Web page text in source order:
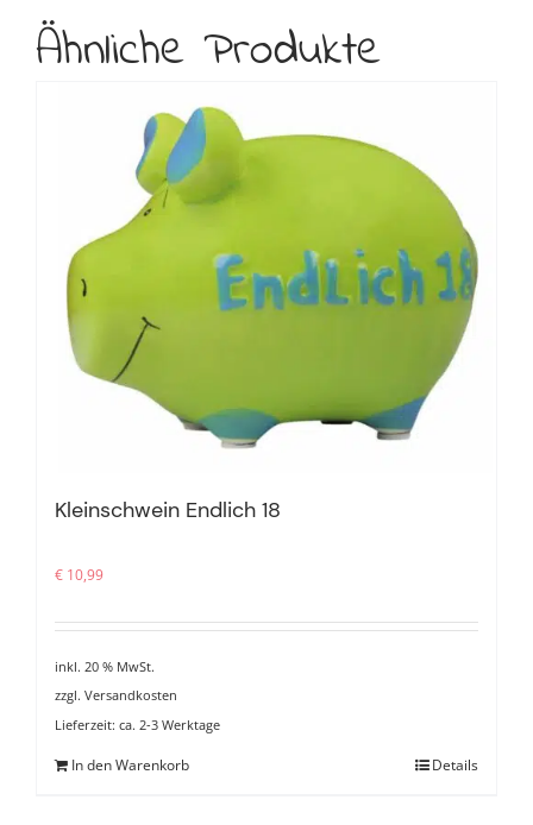
Ähnliche Produkte
Kleinschwein Endlich 18
€ 10,99
inkl. 20 % MwSt.
zzgl. Versandkosten
Lieferzeit: ca. 2-3 Werktage
In den Warenkorb Details